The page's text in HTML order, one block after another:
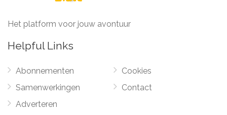
Het platform voor jouw avontuur
Helpful Links
Abonnementen
Samenwerkingen
Adverteren
Cookies
Contact